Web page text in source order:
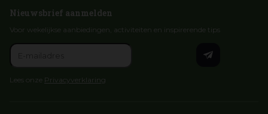
Nieuwsbrief aanmelden
Voor wekelijkse aanbiedingen, activiteiten en inspirerende tips
Lees onze Privacyverklaring